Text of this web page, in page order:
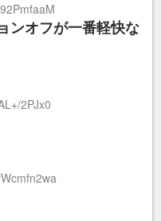
ンオフが一番軽快な
2PJx0